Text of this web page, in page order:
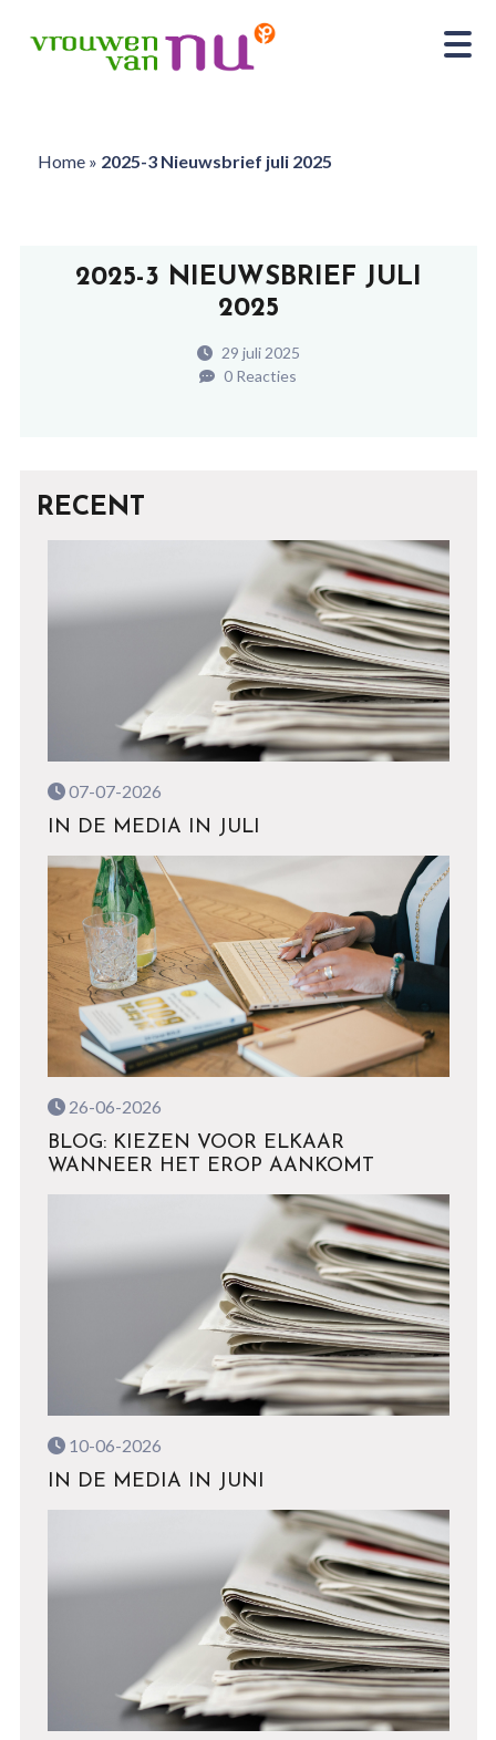
Home» 2025-3 Nieuwsbrief juli 2025
2025-3 NIEUWSBRIEF JULI
2025
29 juli 2025
0 Reacties
RECENT
07-07-2026
IN DE MEDIA IN JULI
26-06-2026
BLOG: KIEZEN VOOR ELKAAR
WANNEER HET EROP AANKOMT
10-06-2026
IN DE MEDIA IN JUNI